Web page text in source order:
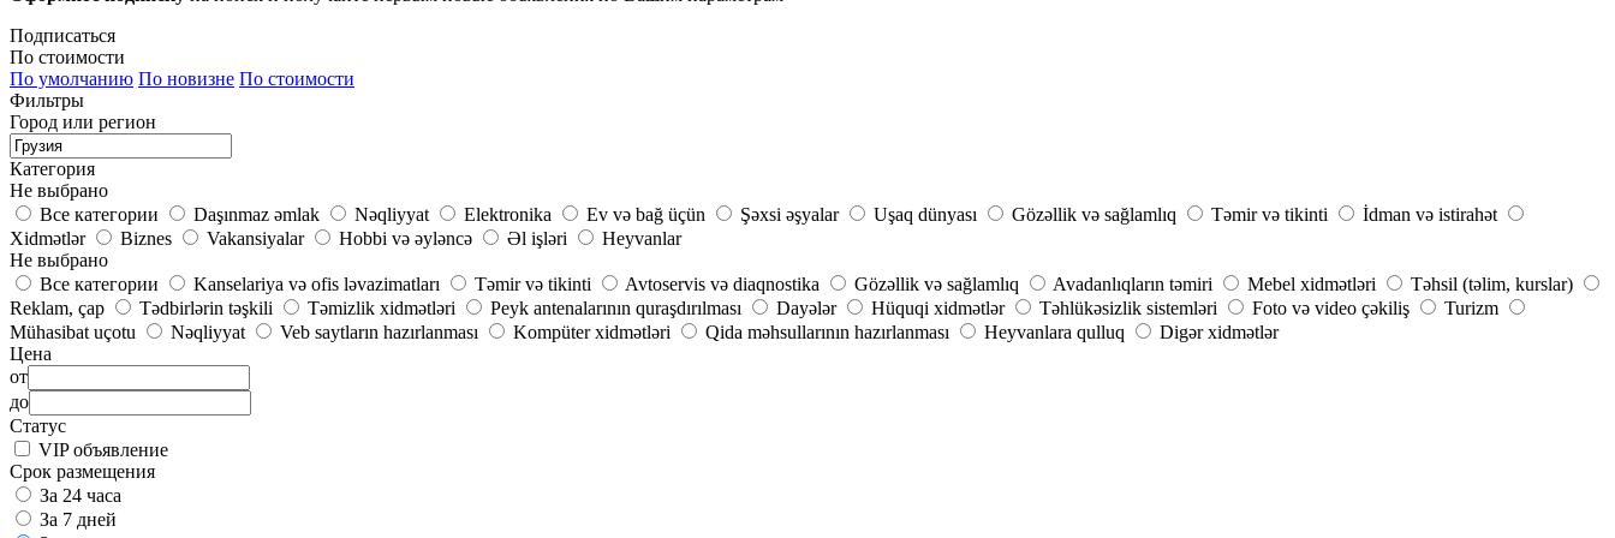
Подписаться
По стоимости
По умолчанию По новизне По стоимости
Фильтры
Город или регион
Категория
Не выбрано
Все категории
Daşınmaz əmlak Nəqliyyat Elektronika Ev və bağ üçün Şəxsi əşyalar Uşaq dünyası Gözəllik və sağlamlıq Təmir və tikinti
İdman və istirahət
Xidmətlər
Biznes Vakansiyalar Hobbi və əyləncə Əl işləri
Heyvanlar
Не выбрано
Все категории
Kanselariya və ofis ləvazimatları Təmir və tikinti Avtoservis və diaqnostika Gözəllik və sağlamlıq Avadanlıqların təmiri Mebel xidmətləri
Təhsil (təlim, kurslar)
Reklam, çap
Tədbirlərin təşkili Təmizlik xidmətləri Peyk antenalarının quraşdırılması Dayələr Hüquqi xidmətlər Təhlükəsizlik sistemləri Foto və video çəkiliş
Turizm
Mühasibat uçotu
Nəqliyyat Veb saytların hazırlanması Kompüter xidmətləri Qida məhsullarının hazırlanması Heyvanlara qulluq
Digər xidmətlər
Цена
от
до
Статус
VIP объявление
Срок размещения
За 24 часа
За 7 дней